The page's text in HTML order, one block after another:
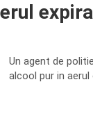
Un agent de
alcool pur in